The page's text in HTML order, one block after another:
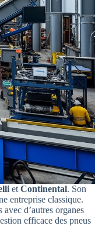
et Continental. Son
entreprise classique.
d’autres organes
efficace des pneus